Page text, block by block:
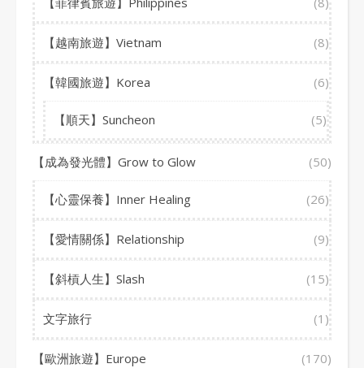
【越南旅遊】Vietnam (8)
【韓國旅遊】Korea (6)
【順天】Suncheon (5)
【成為發光體】Grow to Glow (50)
【心靈保養】Inner Healing (26)
【愛情關係】Relationship (9)
【斜槓人生】Slash (15)
文字旅行 (1)
【歐洲旅遊】Europe (170)